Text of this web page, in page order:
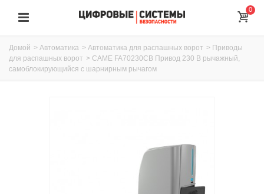
0
Домой > Автоматика > Автоматика для распашных ворот > Приводы
для распашных ворот > CAME FA70230CB Привод 230 В рычажный,
самоблокирующийся с шарнирным рычагом